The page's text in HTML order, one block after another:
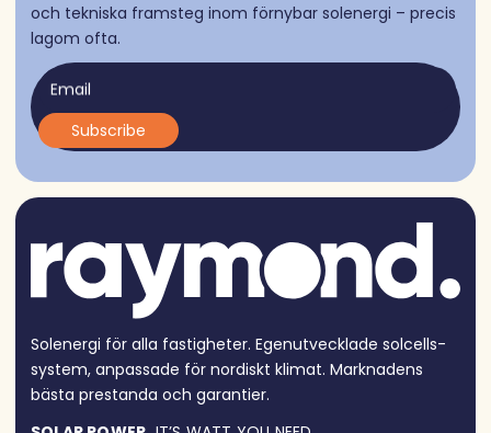
och tekniska framsteg inom förnybar solenergi – precis
lagom ofta.
Email
Solenergi för alla fastigheter. Egen­utvecklade solcells­
system, anpassade för nordiskt klimat. Marknadens
bästa prestanda och garantier.